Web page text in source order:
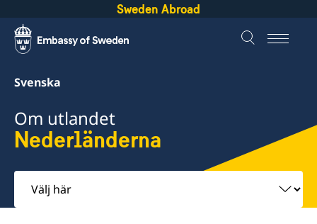
Sweden Abroad
Svenska
Om utlandet
Nederländerna
Välj
här